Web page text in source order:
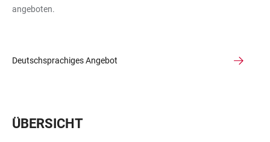
angeboten.
Deutschsprachiges Angebot
ÜBERSICHT